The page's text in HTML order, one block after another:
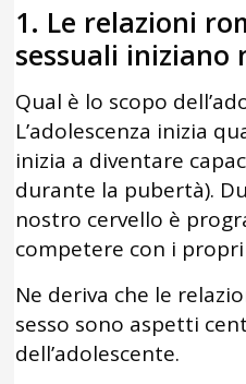
1. Le relazioni
sessuali iniziano
Qual è lo scopo
L’adolescenza inizia
inizia a diventare
durante la pubertà).
nostro cervello è
competere con i
Ne deriva che le
sesso sono aspetti
dell’adolescente.